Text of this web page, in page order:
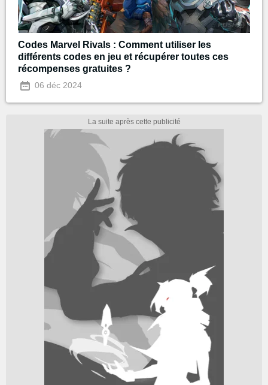
Codes Marvel Rivals : Comment utiliser les
différents codes en jeu et récupérer toutes ces
récompenses gratuites ?
06 déc 2024